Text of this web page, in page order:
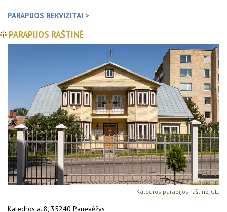
PARAPIJOS REKVIZITAI >
PARAPIJOS RAŠTINĖ
Katedros parapijos raštinė, GL.
Katedros a. 8, 35240 Panevėžys